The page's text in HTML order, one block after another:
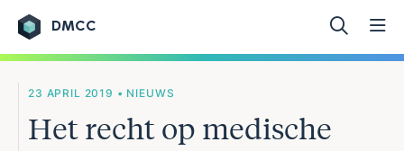
DMCC
23 APRIL 2019 • NIEUWS
Het recht op medische